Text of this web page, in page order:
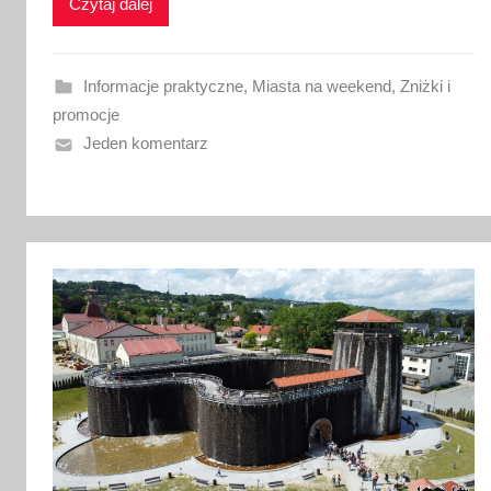
o
a
n
o
p
c
a
2
0
2
6
Informacje praktyczne, Miasta na weekend, Zniżki i
promocje
Jeden komentarz